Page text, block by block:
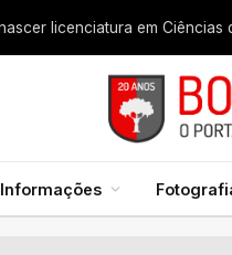
Informações